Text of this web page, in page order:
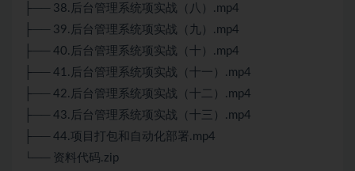
├── 38.后台管理系统项实战（八）.mp4
├── 39.后台管理系统项实战（九）.mp4
├── 40.后台管理系统项实战（十）.mp4
├── 41.后台管理系统项实战（十一）.mp4
├── 42.后台管理系统项实战（十二）.mp4
├── 43.后台管理系统项实战（十三）.mp4
├── 44.项目打包和自动化部署.mp4
└── 资料代码.zip